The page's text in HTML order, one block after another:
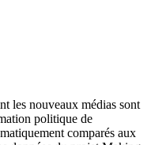
les nouveaux médias sont
politique de
comparés aux